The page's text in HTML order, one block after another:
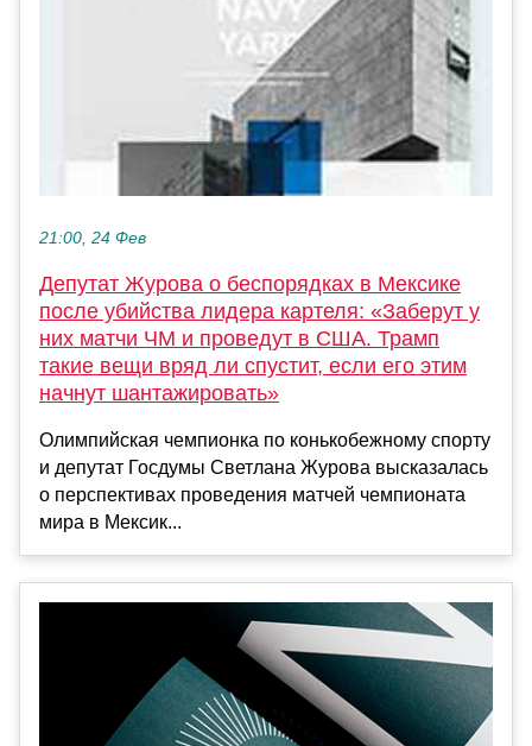
21:00, 24 Фев
Депутат Журова о беспорядках в Мексике
после убийства лидера картеля: «Заберут у
них матчи ЧМ и проведут в США. Трамп
такие вещи вряд ли спустит, если его этим
начнут шантажировать»
Олимпийская чемпионка по конькобежному спорту
и депутат Госдумы Светлана Журова высказалась
о перспективах проведения матчей чемпионата
мира в Мексик...